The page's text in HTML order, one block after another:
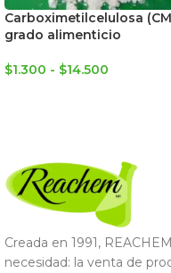
Carboximetilcelulosa
grado alimenticio
$1.300 - $14.500
Creada en 1991,
necesidad: la venta de